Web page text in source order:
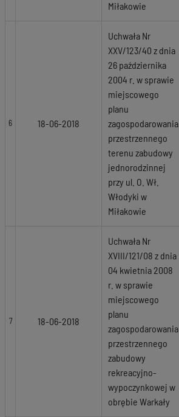
Miłakowie
6 18-06-2018
Uchwała Nr
XXV/123/40 z dnia
26 października
2004 r. w sprawie
miejscowego
planu
zagospodarowania
przestrzennego
terenu zabudowy
jednorodzinnej
przy ul. O. Wł.
Włodyki w
Miłakowie
7 18-06-2018
Uchwała Nr
XVIII/121/08 z dnia
04 kwietnia 2008
r. w sprawie
miejscowego
planu
zagospodarowania
przestrzennego
zabudowy
rekreacyjno-
wypoczynkowej w
obrębie Warkały